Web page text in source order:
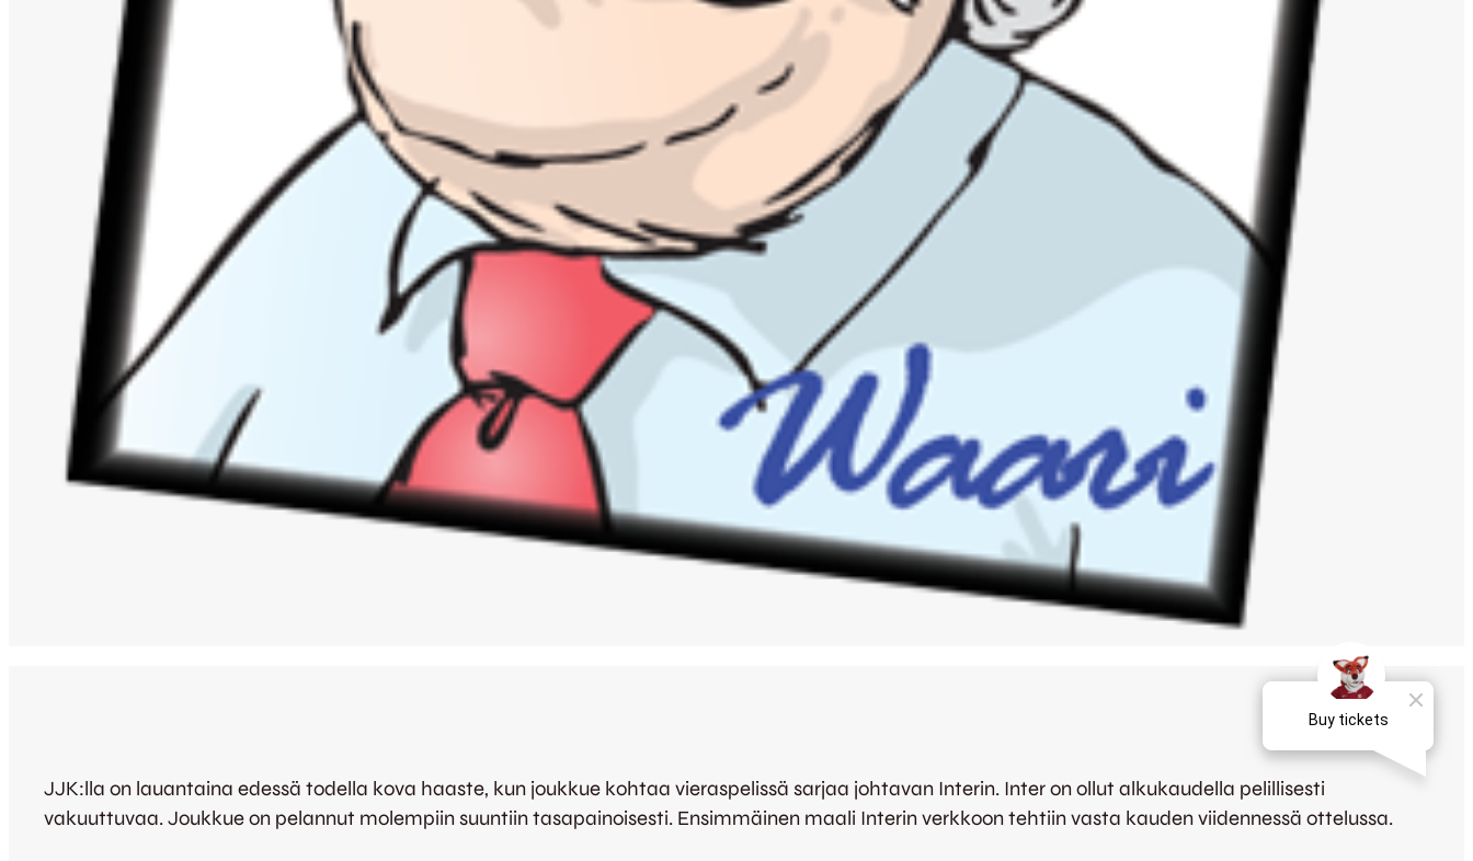
JJK:lla on lauantaina edessä todella kova haaste, kun joukkue kohtaa vieraspelissä sarjaa johtavan Interin. Inter on ollut alkukaudella pelillisesti
vakuuttuvaa. Joukkue on pelannut molempiin suuntiin tasapainoisesti. Ensimmäinen maali Interin verkkoon tehtiin vasta kauden viidennessä ottelussa.